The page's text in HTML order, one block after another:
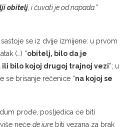
obitelj, i čuvati je od napada.”
se iz dvije izmijene: u prvom
(…) “obitelj, bilo da je
bilo kojoj drugoj trajnoj vezi”; u
se brisanje rečenice “na kojoj se
prođe, posljedica će biti
neće de iure biti vezana za brak